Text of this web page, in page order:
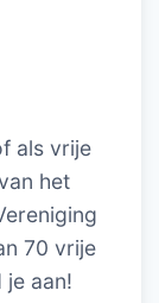
als vrije
het
70 vrije
je aan!